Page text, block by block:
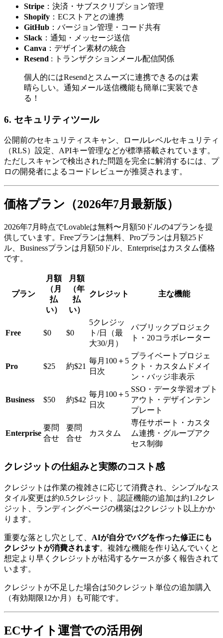
Stripe ：決済・サブスクリプション管理
Shopify ：ECストアとの連携
GitHub ：バージョン管理・コード共有
Slack ：通知・メッセージ送信
Canva ：デザイン素材の統合
Resend : トランザクションメール配信関係
個人的にはResendとスムーズに連携できるのは素
晴らしい。通知メール送信機能も簡単に実装でき
る！
6. セキュリティツール
公開前のセキュリティスキャン、ロールレベルセキュリティ
（RLS）設定、APIキー管理などが標準搭載されています。
ただしスキャンで検出された問題を完全に解消するには、プ
ロの開発者によるコードレビューが推奨されます。
価格プラン（2026年7月最新版）
2026年7月時点でLovableは無料〜月額50ドルの4プランを提
供しています。Freeプランは無料、Proプランは月額25ド
ル、Businessプランは月額50ドル、Enterpriseはカスタム価格
です。
プラン
月額
（月
払
い）
月額
（年
払
い）
クレジット 主な機能
Free $0 $0
5クレジッ
ト/日（最
大30/月）
パブリックプロジェク
ト・20コラボレーター
Pro $25 約$21
毎月100＋5
日次
プライベートプロジェ
クト・カスタムドメイ
ン・バッジ非表示
Business $50 約$42
毎月100＋5
日次
SSO・データ学習オプト
アウト・デザインテン
プレート
Enterprise
要問
合せ
要問
合せ
カスタム
専任サポート・カスタ
ム連携・グループアク
セス制御
クレジットの仕組みと実際のコスト感
クレジットは作業の複雑さに応じて消費され、シンプルなス
タイル変更は約0.5クレジット、認証機能の追加は約1.2クレ
ジット、ランディングページの構築は2クレジット以上かか
ります。
重要な落とし穴として、 AIが自分でバグを作った修正にも
クレジットが消費されます。複雑な機能を作り込んでいくと
想定より早くクレジットが枯渇するケースが多く報告されて
います。
クレジットが不足した場合は50クレジット単位の追加購入
（有効期限12か月）も可能です。
ECサイト運営での活用例